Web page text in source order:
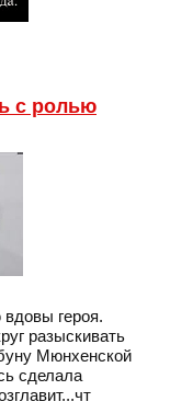
с ролью
героя.
разыскивать
Мюнхенской
сделала